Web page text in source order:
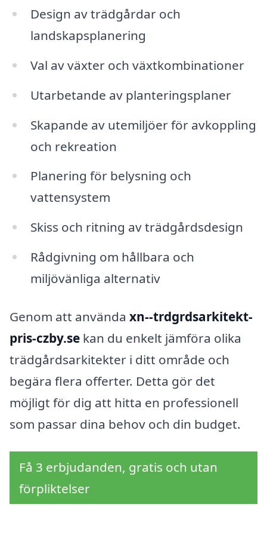
Design av trädgårdar och
landskapsplanering
Val av växter och växtkombinationer
Utarbetande av planteringsplaner
Skapande av utemiljöer för avkoppling
och rekreation
Planering för belysning och
vattensystem
Skiss och ritning av trädgårdsdesign
Rådgivning om hållbara och
miljövänliga alternativ
Genom att använda xn--trdgrdsarkitekt-
pris-czby.se kan du enkelt jämföra olika
trädgårdsarkitekter i ditt område och
begära flera offerter. Detta gör det
möjligt för dig att hitta en professionell
som passar dina behov och din budget.
Få 3 erbjudanden, gratis och utan
förpliktelser